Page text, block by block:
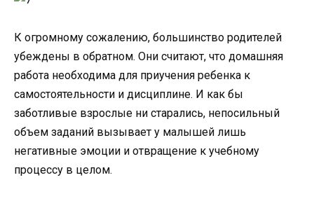
К огромному сожалению, большинство родителей
убеждены в обратном. Они считают, что домашняя
работа необходима для приучения ребенка к
самостоятельности и дисциплине. И как бы
заботливые взрослые ни старались, непосильный
объем заданий вызывает у малышей лишь
негативные эмоции и отвращение к учебному
процессу в целом.